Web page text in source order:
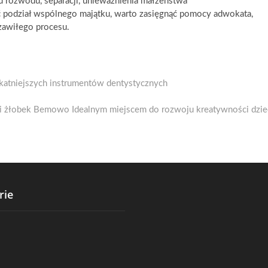
wspólnego majątku, warto zasięgnąć pomocy adwokata,
procesu.
instrumentów dentystycznych
żłobek Bemowo Idealnym miejscem do rozwoju kreatywności